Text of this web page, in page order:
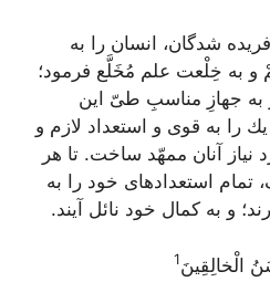
شدگان، انسان را به
و به خِلْعت علم مُخَلَّع فرمود؛
به جهازِ مناسبِ طىّ این
را به قوى‌ و استعداد لازم و
نیاز آنان ممهّد ساخت. تا هر
تمام استعدادهاى خود را به
و به كمال خود نائل آیند.
الْخالِقِينَ‌1